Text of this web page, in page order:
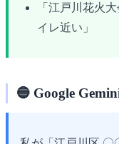
「江戸川花火
イレ近い」
🔵 Google